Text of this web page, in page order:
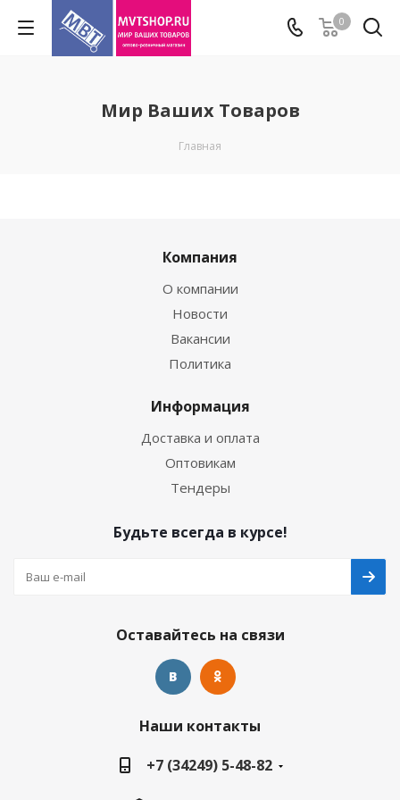
0
Мир Ваших Товаров
Главная
Компания
О компании
Новости
Вакансии
Политика
Информация
Доставка и оплата
Оптовикам
Тендеры
Будьте всегда в курсе!
Оставайтесь на связи
Наши контакты
+7 (34249) 5-48-82